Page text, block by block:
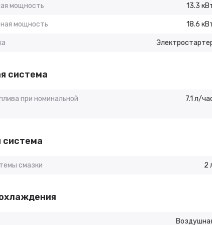
мощность 13.3
мощность 18.6
система
при номинальной
7.1 л/
система
смазки 2